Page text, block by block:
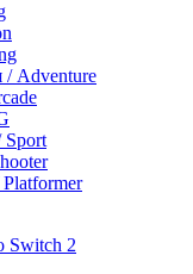
Adventure
Switch 2